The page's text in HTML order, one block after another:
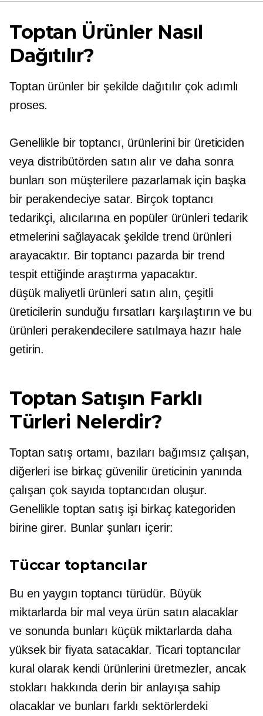
Toptan Ürünler Nasıl
Dağıtılır?
Toptan ürünler bir şekilde dağıtılırçok adımlı
proses.
Genellikle bir toptancı, ürünlerini bir üreticiden
veya distribütörden satın alır ve daha sonra
bunları son müşterilere pazarlamak için başka
bir perakendeciye satar. Birçok toptancı
tedarikçi, alıcılarına en popüler ürünleri tedarik
etmelerini sağlayacak şekilde trend ürünleri
arayacaktır. Bir toptancı pazarda bir trend
tespit ettiğinde araştırma yapacaktır.
düşük maliyetliürünleri satın alın, çeşitli
üreticilerin sunduğu fırsatları karşılaştırın ve bu
ürünleri perakendecilere satılmaya hazır hale
getirin.
Toptan Satışın Farklı
Türleri Nelerdir?
Toptan satış ortamı, bazıları bağımsız çalışan,
diğerleri ise birkaç güvenilir üreticinin yanında
çalışan çok sayıda toptancıdan oluşur.
Genellikle toptan satış işi birkaç kategoriden
birine girer. Bunlar şunları içerir:
Tüccar toptancılar
Bu en yaygın toptancı türüdür. Büyük
miktarlarda bir mal veya ürün satın alacaklar
ve sonunda bunları küçük miktarlarda daha
yüksek bir fiyata satacaklar. Ticari toptancılar
kural olarak kendi ürünlerini üretmezler, ancak
stokları hakkında derin bir anlayışa sahip
olacaklar ve bunları farklı sektörlerdeki